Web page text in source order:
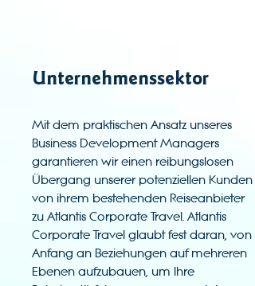
Unternehmenssektor
Mit dem praktischen Ansatz unseres
Business Development Managers
garantieren wir einen reibungslosen
Übergang unserer potenziellen Kunden
von ihrem bestehenden Reiseanbieter
zu Atlantis Corporate Travel. Atlantis
Corporate Travel glaubt fest daran, von
Anfang an Beziehungen auf mehreren
Ebenen aufzubauen, um Ihre